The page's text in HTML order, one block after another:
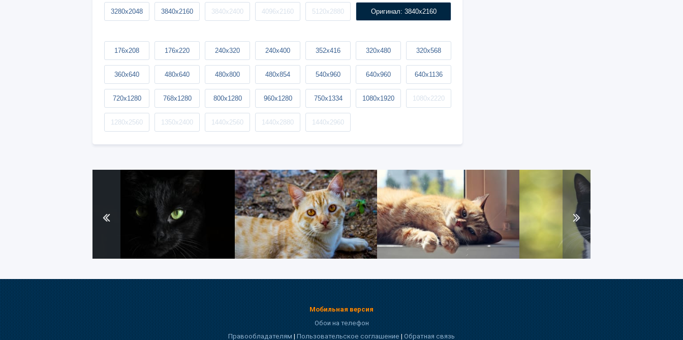
3280x2048 3840x2160 3840x2400 4096x2160 5120x2880 Оригинал: 3840x2160
176x208 176x220 240x320 240x400 352x416 320x480 320x568
360x640 480x640 480x800 480x854 540x960 640x960 640x1136
720x1280 768x1280 800x1280 960x1280 750x1334 1080x1920 1080x2220
1280x2560 1350x2400 1440x2560 1440x2880 1440x2960
Мобильная версия
Обои на телефон
Правообладателям|Пользовательское соглашение|Обратная связь